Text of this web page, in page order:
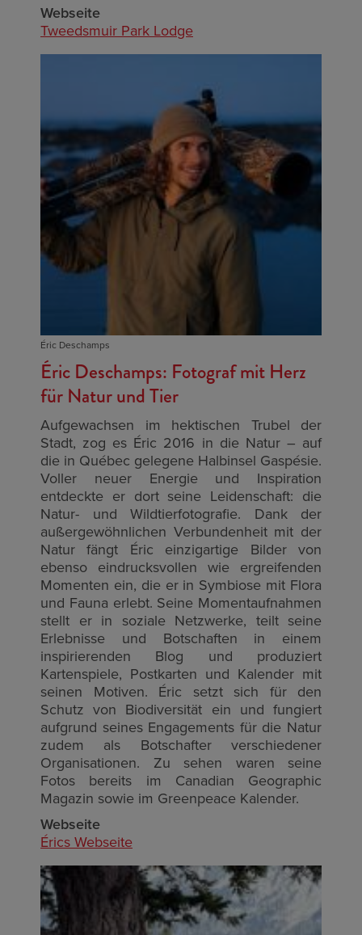
Webseite
Tweedsmuir Park Lodge
Éric Deschamps
Éric Deschamps: Fotograf mit Herz
für Natur und Tier
Aufgewachsen im hektischen Trubel der
Stadt, zog es Éric 2016 in die Natur – auf
die in Québec gelegene Halbinsel Gaspésie.
Voller neuer Energie und Inspiration
entdeckte er dort seine Leidenschaft: die
Natur- und Wildtierfotografie. Dank der
außergewöhnlichen Verbundenheit mit der
Natur fängt Éric einzigartige Bilder von
ebenso eindrucksvollen wie ergreifenden
Momenten ein, die er in Symbiose mit Flora
und Fauna erlebt. Seine Momentaufnahmen
stellt er in soziale Netzwerke, teilt seine
Erlebnisse und Botschaften in einem
inspirierenden Blog und produziert
Kartenspiele, Postkarten und Kalender mit
seinen Motiven. Éric setzt sich für den
Schutz von Biodiversität ein und fungiert
aufgrund seines Engagements für die Natur
zudem als Botschafter verschiedener
Organisationen. Zu sehen waren seine
Fotos bereits im Canadian Geographic
Magazin sowie im Greenpeace Kalender.
Webseite
Érics Webseite